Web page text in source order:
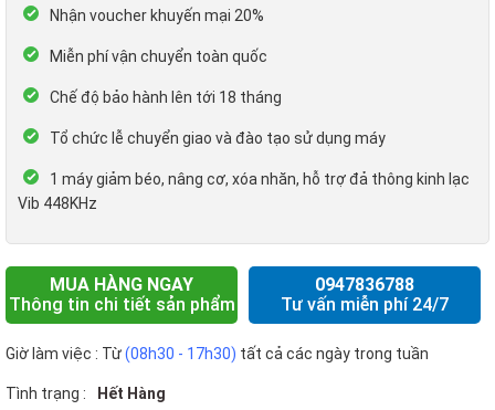
Nhận voucher khuyến mại 20%
Miễn phí vận chuyển toàn quốc
Chế độ bảo hành lên tới 18 tháng
Tổ chức lễ chuyển giao và đào tạo sử dụng máy
1 máy giảm béo, nâng cơ, xóa nhăn, hỗ trợ đả thông kinh lạc
Vib 448KHz
MUA HÀNG NGAY
Thông tin chi tiết sản phẩm
0947836788
Tư vấn miễn phí 24/7
Giờ làm việc : Từ(08h30 - 17h30) tất cả các ngày trong tuần
Tình trạng : Hết Hàng